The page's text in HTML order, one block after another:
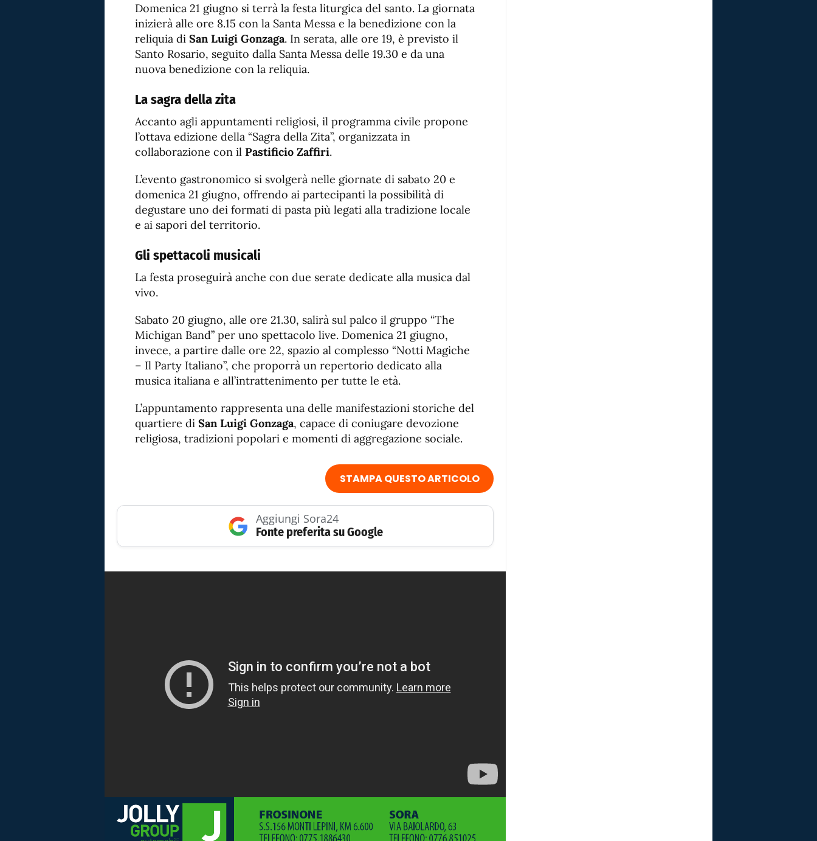
Domenica 21 giugno si terrà la festa liturgica del santo. La giornata
inizierà alle ore 8.15 con la Santa Messa e la benedizione con la
reliquia di San Luigi Gonzaga. In serata, alle ore 19, è previsto il
Santo Rosario, seguito dalla Santa Messa delle 19.30 e da una
nuova benedizione con la reliquia.
La sagra della zita
Accanto agli appuntamenti religiosi, il programma civile propone
l’ottava edizione della “Sagra della Zita”, organizzata in
collaborazione con il Pastificio Zaffiri.
L’evento gastronomico si svolgerà nelle giornate di sabato 20 e
domenica 21 giugno, offrendo ai partecipanti la possibilità di
degustare uno dei formati di pasta più legati alla tradizione locale
e ai sapori del territorio.
Gli spettacoli musicali
La festa proseguirà anche con due serate dedicate alla musica dal
vivo.
Sabato 20 giugno, alle ore 21.30, salirà sul palco il gruppo “The
Michigan Band” per uno spettacolo live. Domenica 21 giugno,
invece, a partire dalle ore 22, spazio al complesso “Notti Magiche
– Il Party Italiano”, che proporrà un repertorio dedicato alla
musica italiana e all’intrattenimento per tutte le età.
L’appuntamento rappresenta una delle manifestazioni storiche del
quartiere di San Luigi Gonzaga, capace di coniugare devozione
religiosa, tradizioni popolari e momenti di aggregazione sociale.
STAMPA QUESTO ARTICOLO
Aggiungi Sora24
Fonte preferita su Google